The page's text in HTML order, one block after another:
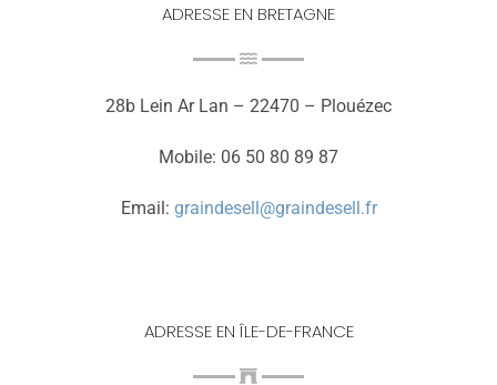
ADRESSE EN BRETAGNE
28b Lein Ar Lan – 22470 – Plouézec
Mobile: 06 50 80 89 87
Email: graindesell@graindesell.fr
ADRESSE EN ÎLE-DE-FRANCE